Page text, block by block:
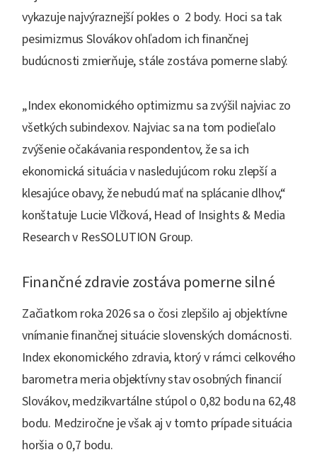
vykazuje najvýraznejší pokles o 2 body. Hoci sa tak
pesimizmus Slovákov ohľadom ich finančnej
budúcnosti zmierňuje, stále zostáva pomerne slabý.
„Index ekonomického optimizmu sa zvýšil najviac zo
všetkých subindexov. Najviac sa na tom podieľalo
zvýšenie očakávania respondentov, že sa ich
ekonomická situácia v nasledujúcom roku zlepší a
klesajúce obavy, že nebudú mať na splácanie dlhov,“
konštatuje Lucie Vlčková, Head of Insights & Media
Research v ResSOLUTION Group.
Finančné zdravie zostáva pomerne silné
Začiatkom roka 2026 sa o čosi zlepšilo aj objektívne
vnímanie finančnej situácie slovenských domácnosti.
Index ekonomického zdravia, ktorý v rámci celkového
barometra meria objektívny stav osobných financií
Slovákov, medzikvartálne stúpol o 0,82 bodu na 62,48
bodu. Medziročne je však aj v tomto prípade situácia
horšia o 0,7 bodu.